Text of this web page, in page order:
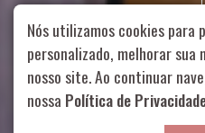
Rua Aurélia, 1714 – Vila
99178-5848 |
Role
Nós utilizamos cookies para
personalizado, melhorar sua
nosso site. Ao continuar
nossa Política de